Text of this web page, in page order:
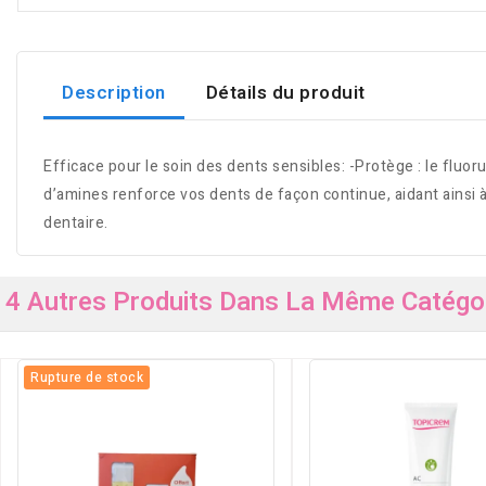
Description Détails du produit
Efficace pour le soin des dents sensibles: -Protège : le
d’amines renforce vos dents de façon continue, aidant
dentaire.
4 Autres Produits Dans La Même
Rupture de stock